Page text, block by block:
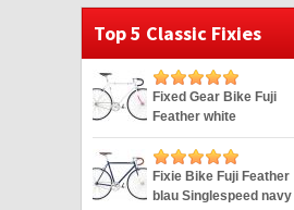
Top 5 Classic Fixies
Fixed Gear Bike Fuji
Feather white
Singlespeed weiss 28″
Fixie Bike Fuji Feather
blau Singlespeed navy